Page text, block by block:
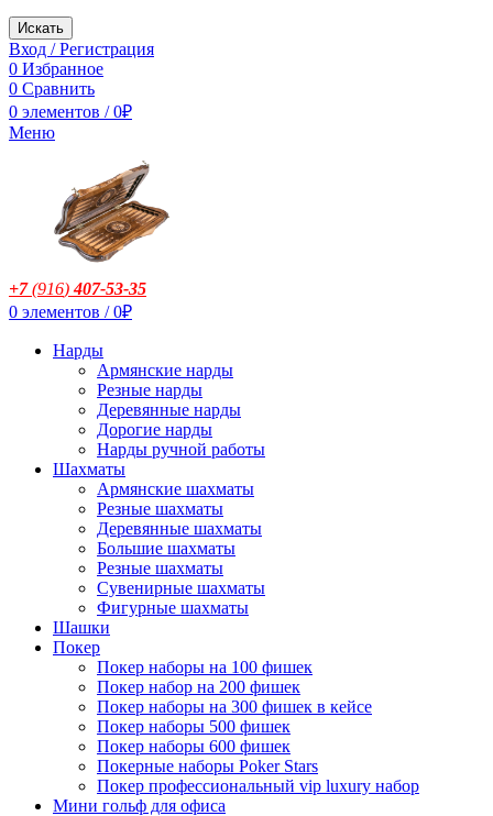
Искать
Вход / Регистрация
0 Избранное
0 Сравнить
0 элементов / 0₽
Меню
+7(916)407-53-35
0 элементов / 0₽
Нарды
Армянские нарды
Резные нарды
Деревянные нарды
Дорогие нарды
Нарды ручной работы
Шахматы
Армянские шахматы
Резные шахматы
Деревянные шахматы
Большие шахматы
Резные шахматы
Сувенирные шахматы
Фигурные шахматы
Шашки
Покер
Покер наборы на 100 фишек
Покер набор на 200 фишек
Покер наборы на 300 фишек в кейсе
Покер наборы 500 фишек
Покер наборы 600 фишек
Покерные наборы Poker Stars
Покер профессиональный vip luxury набор
Мини гольф для офиса